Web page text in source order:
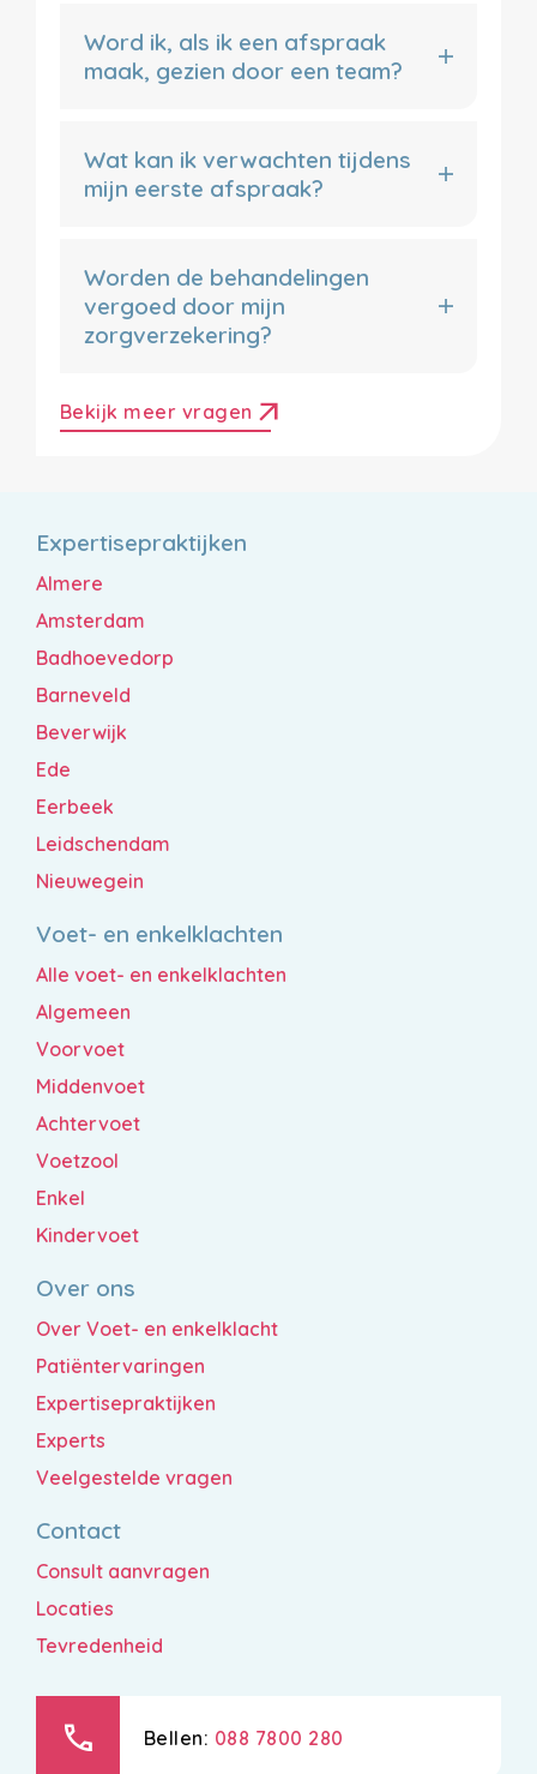
Word ik, als ik een afspraak
maak, gezien door een team?
Wat kan ik verwachten tijdens
mijn eerste afspraak?
Worden de behandelingen
vergoed door mijn
zorgverzekering?
Bekijk meer vragen arrow_outward
Expertisepraktijken
Almere
Amsterdam
Badhoevedorp
Barneveld
Beverwijk
Ede
Eerbeek
Leidschendam
Nieuwegein
Voet- en enkelklachten
Alle voet- en enkelklachten
Algemeen
Voorvoet
Middenvoet
Achtervoet
Voetzool
Enkel
Kindervoet
Over ons
Over Voet- en enkelklacht
Patiëntervaringen
Expertisepraktijken
Experts
Veelgestelde vragen
Contact
Consult aanvragen
Locaties
Tevredenheid
call Bellen: 088 7800 280